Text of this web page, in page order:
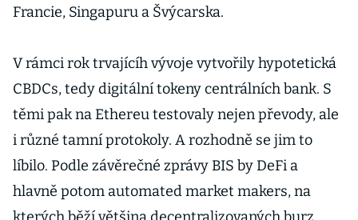
Francie, Singapuru a Švýcarska.
V rámci rok trvajícíh vývoje vytvořily hypotetická
CBDCs, tedy digitální tokeny centrálních bank. S
těmi pak na Ethereu testovaly nejen převody, ale
i různé tamní protokoly. A rozhodně se jim to
líbilo. Podle závěrečné zprávy BIS by DeFi a
hlavně potom automated market makers, na